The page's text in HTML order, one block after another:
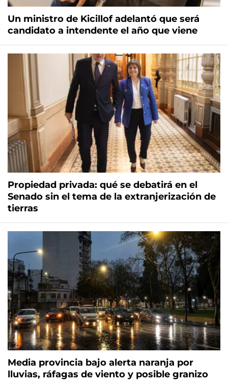
Un ministro de Kicillof adelantó que será
candidato a intendente el año que viene
Propiedad privada: qué se debatirá en el
Senado sin el tema de la extranjerización de
tierras
Media provincia bajo alerta naranja por
lluvias, ráfagas de viento y posible granizo